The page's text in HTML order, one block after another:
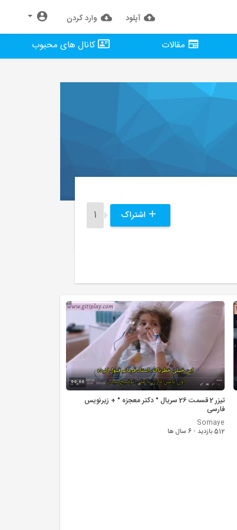
آپلود وارد كردن
مقالات کانال های محبوب
اشتراک 1
00:00
تیزر 2 قسمت 26 سریال " دکتر معجزه " + زیرنویس
فارسی
Somaye
512 بازدید
· 6 سال ها